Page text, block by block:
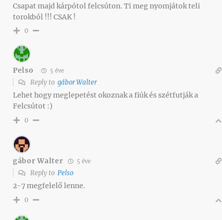
Csapat majd kárpótol felcsúton. Ti meg nyomjátok teli
torokból !!! CSAK !
0
Pelso 5 éve
Reply to gábor Walter
Lehet hogy meglepetést okoznak a fiúk és szétfutják a
Felcsútot :)
0
gábor Walter 5 éve
Reply to Pelso
2-7 megfelelő lenne.
0